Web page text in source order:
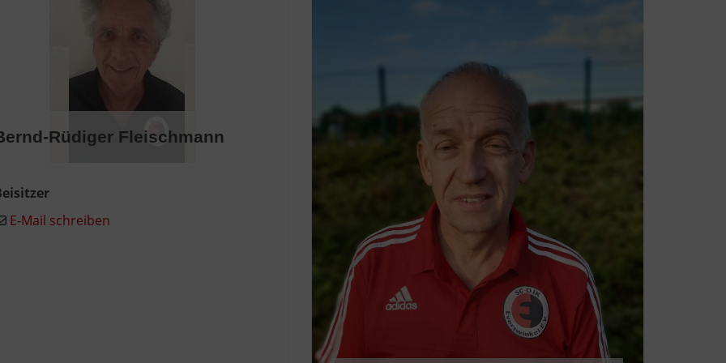
Rüdiger Fleischmann
E-Mail schreiben